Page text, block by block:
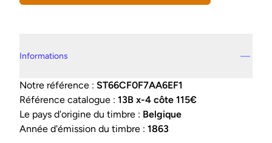
Informations
Notre référence : ST66CF0F7AA6EF1
Référence catalogue : 13B x-4 côte 115€
Le pays d'origine du timbre : Belgique
Année d'émission du timbre : 1863